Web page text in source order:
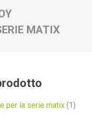
MATIX
per la serie matix (1)